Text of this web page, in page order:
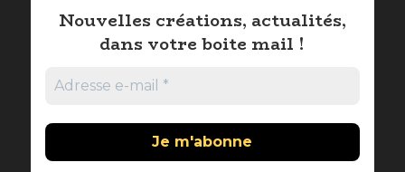
Nouvelles créations, actualités,
dans votre boite mail !